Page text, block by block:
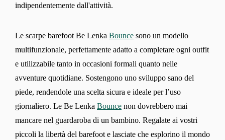
indipendentemente dall'attività.
Le scarpe barefoot Be Lenka Bounce sono un modello
multifunzionale, perfettamente adatto a completare ogni outfit
e utilizzabile tanto in occasioni formali quanto nelle
avventure quotidiane. Sostengono uno sviluppo sano del
piede, rendendole una scelta sicura e ideale per l’uso
giornaliero. Le Be Lenka Bounce non dovrebbero mai
mancare nel guardaroba di un bambino. Regalate ai vostri
piccoli la libertà del barefoot e lasciate che esplorino il mondo